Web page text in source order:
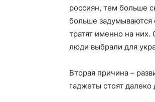
россиян, тем больше
больше задумываются
тратят именно на них.
люди выбрали для
Вторая причина –
гаджеты стоят далеко